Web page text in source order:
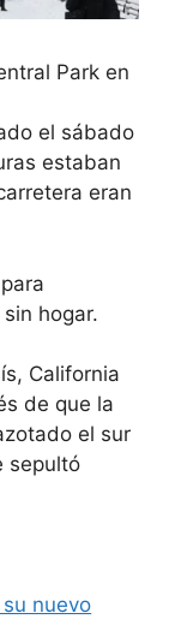
Park en
el sábado
estaban
eran
hogar.
California
de que la
el sur
sepultó
nuevo